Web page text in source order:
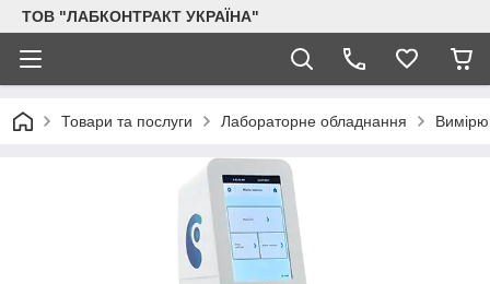
ТОВ "ЛАБКОНТРАКТ УКРАЇНА"
Товари та послуги Лабораторне обладнання